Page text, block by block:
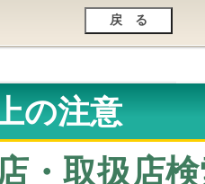
の注意
店・取扱店